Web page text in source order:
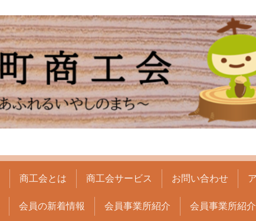
商工会とは 商工会サービス お問い合わせ
会員の新着情報 会員事業所紹介 会員事業所紹